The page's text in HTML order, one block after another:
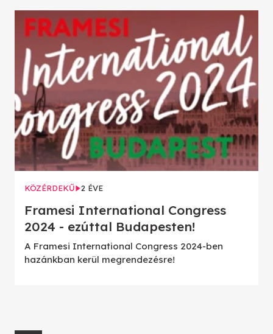
KÖZÉRDEKŰ 2 ÉVE
Framesi International Congress
2024 - ezúttal Budapesten!
A Framesi International Congress 2024-ben
hazánkban kerül megrendezésre!